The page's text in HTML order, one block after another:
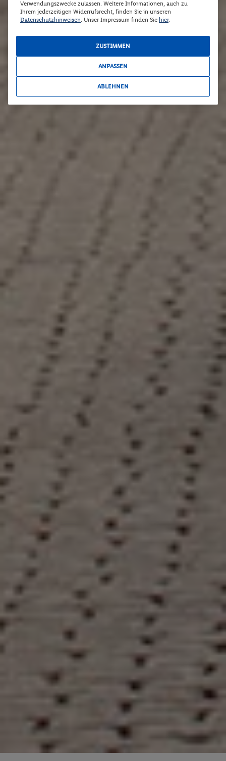
Verwendungszwecke zulassen. Weitere Informationen, auch zu
Ihrem jederzeitigen Widerrufsrecht, finden Sie in unseren
Datenschutzhinweisen. Unser Impressum finden Sie hier.
ZUSTIMMEN
ANPASSEN
ABLEHNEN